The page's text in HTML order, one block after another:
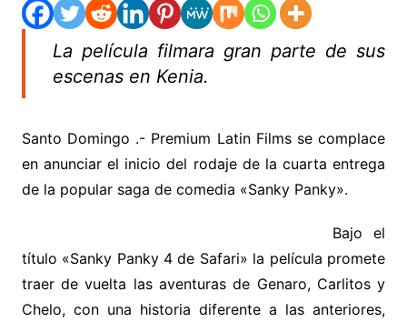
La película filmara gran parte de sus
escenas en Kenia.
Santo Domingo .- Premium Latin Films se complace
en anunciar el inicio del rodaje de la cuarta entrega
de la popular saga de comedia «Sanky Panky».
Bajo el
título «Sanky Panky 4 de Safari» la película promete
traer de vuelta las aventuras de Genaro, Carlitos y
Chelo, con una historia diferente a las anteriores,